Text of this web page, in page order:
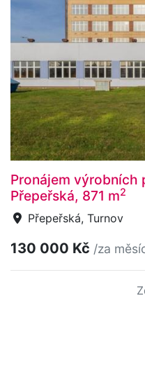
Pronájem výrobních
Přepeřská, 871 m2
Přepeřská, Turnov
130 000 Kč /za